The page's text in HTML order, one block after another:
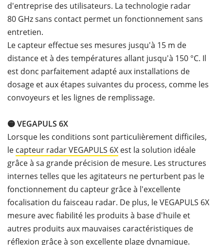
d'entreprise des utilisateurs. La technologie radar
80 GHz sans contact permet un fonctionnement sans
entretien.
Le capteur effectue ses mesures jusqu'à 15 m de
distance et à des températures allant jusqu'à 150 °C. Il
est donc parfaitement adapté aux installations de
dosage et aux étapes suivantes du process, comme les
convoyeurs et les lignes de remplissage.
🟡 VEGAPULS 6X
Lorsque les conditions sont particulièrement difficiles,
le capteur radar VEGAPULS 6X est la solution idéale
grâce à sa grande précision de mesure. Les structures
internes telles que les agitateurs ne perturbent pas le
fonctionnement du capteur grâce à l'excellente
focalisation du faisceau radar. De plus, le VEGAPULS 6X
mesure avec fiabilité les produits à base d'huile et
autres produits aux mauvaises caractéristiques de
réflexion grâce à son excellente plage dynamique.